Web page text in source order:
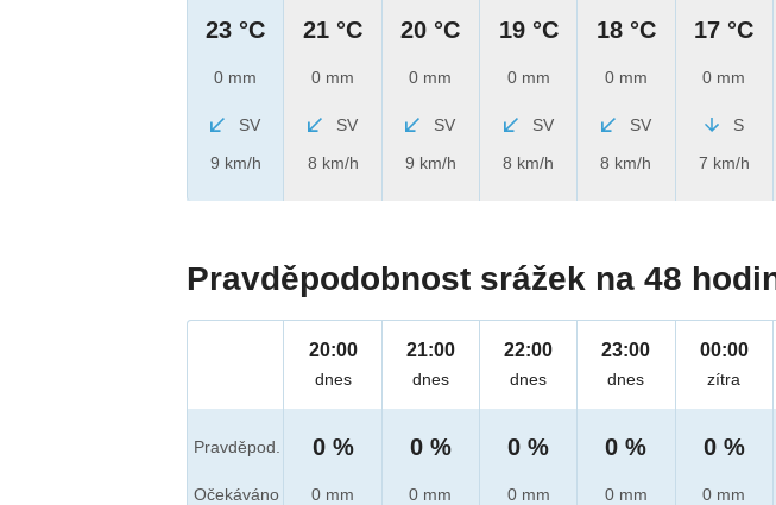
23 °C
0 mm
SV
9 km/h
21 °C
0 mm
SV
8 km/h
20 °C
0 mm
SV
9 km/h
19 °C
0 mm
SV
8 km/h
18 °C
0 mm
SV
8 km/h
17 °C
0 mm
S
7 km/h
Pravděpodobnost srážek na 48
Pravděpod.
Očekáváno
20:00
dnes
0 %
0 mm
21:00
dnes
0 %
0 mm
22:00
dnes
0 %
0 mm
23:00
dnes
0 %
0 mm
00:00
zítra
0 %
0 mm